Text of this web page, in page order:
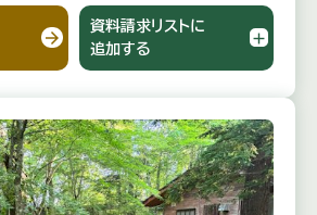
資料請求リストに
追加する